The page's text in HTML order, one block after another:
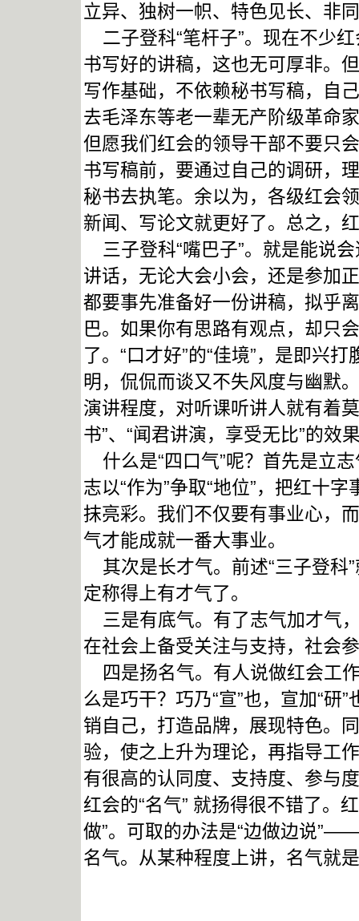
立异、独树一帜、特色见长、非
二子登科“笔杆子”。现在不少
书写好的讲稿，这也无可厚非。
写作基础，不依赖秘书写稿，自
去毛泽东等老一辈无产阶级革命
但愿我们红会的领导干部不要只
书写稿前，要通过自己的调研，
秘书去执笔。余以为，各级红会
新闻、写论文就更好了。总之，
三子登科“嘴巴子”。就是能说
讲话，无论大会小会，还是参加
都要事先准备好一份讲稿，拟乎
巴。如果你有思路有观点，却只
了。“口才好”的“佳境”，是即兴
明，侃侃而谈又不失风度与幽默
演讲程度，对听课听讲人就有着
书”、“闻君讲演，享受无比”的效
什么是“四口气”呢？首先是立
志以“作为”争取“地位”，把红十
抹亮彩。我们不仅要有事业心，
气才能成就一番大事业。
其次是长才气。前述“三子登科
定称得上有才气了。
三是有底气。有了志气加才气
在社会上备受关注与支持，社会
四是扬名气。有人说做红会工
么是巧干？巧乃“宣”也，宣加“研
销自己，打造品牌，展现特色。
验，使之上升为理论，再指导工
有很高的认同度、支持度、参与
红会的“名气” 就扬得很不错了。
做”。可取的办法是“边做边说
名气。从某种程度上讲，名气就